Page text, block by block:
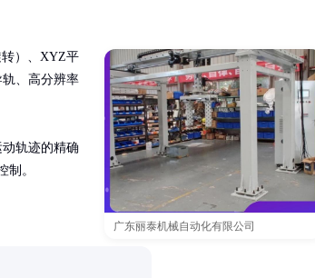
广东丽泰机械自动化有限公司
）、XYZ平
、高分辨率
轨迹的精确
制。